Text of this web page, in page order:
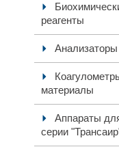
реагенты
материалы
Аппараты
серии